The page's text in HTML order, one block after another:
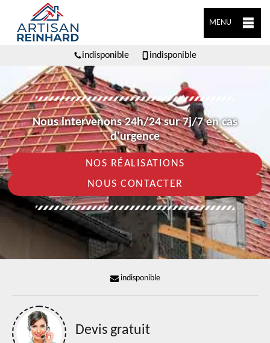
MENU
indisponible indisponible
Nous intervenons 24h/24 sur 7j/7 en cas
d'urgence
NOS RÉALISATIONS
NOUS CONTACTER
indisponible
Devis gratuit